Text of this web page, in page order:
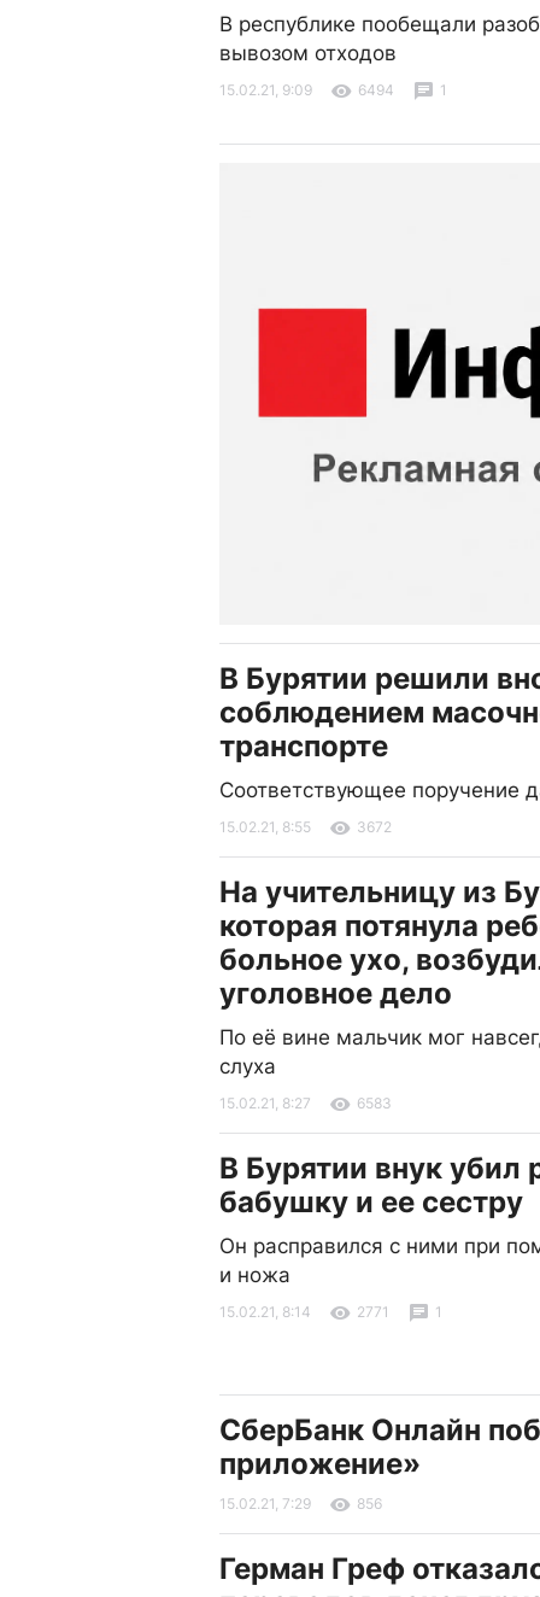
В республике пообещали
вывозом отходов
15.02.21, 9:09 6494 1
В Бурятии решили
соблюдением
транспорте
Соответствующее поручение
15.02.21, 8:55 3672
На учительницу из
которая потянула
больное ухо,
уголовное дело
По её вине мальчик мог
слуха
15.02.21, 8:27 6583
В Бурятии внук убил
бабушку и ее сестру
Он расправился с ними при
и ножа
15.02.21, 8:14 2771 1
СберБанк Онлайн
приложение»
15.02.21, 7:29 856
Герман Греф